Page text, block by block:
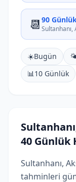
📆 90
Sultanhanı,
☀️Bugün
📊10 Günlük
40 Günlük
Sultanhanı,
tahminleri